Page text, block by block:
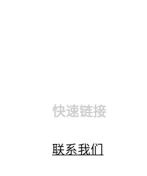
快速链接
联系我们